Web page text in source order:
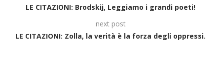
LE CITAZIONI: Brodskij, Leggiamo i grandi poeti!
next post
LE CITAZIONI: Zolla, la verità è la forza degli oppressi.